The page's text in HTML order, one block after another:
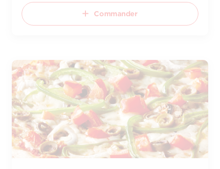
Commander